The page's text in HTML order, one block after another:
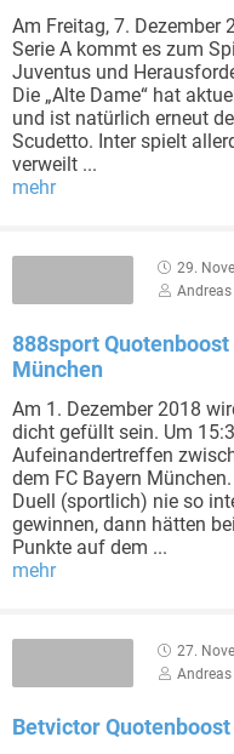
Am Freitag, 7. Dezember
Serie A kommt es zum
Juventus und
Die „Alte Dame“ hat
und ist natürlich erneut
Scudetto. Inter spielt
verweilt ...
mehr
29.
888sport
München
Am 1. Dezember 2018
dicht gefüllt sein. Um
Aufeinandertreffen
dem FC Bayern
Duell (sportlich) nie so
gewinnen, dann hätten
Punkte auf dem ...
mehr
27.
Betvictor